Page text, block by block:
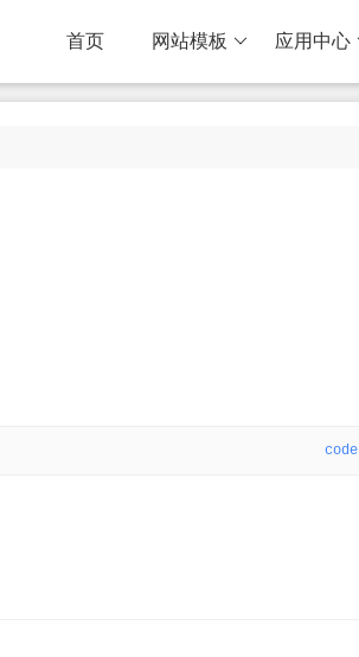
首页 网站模板 应用中心
code